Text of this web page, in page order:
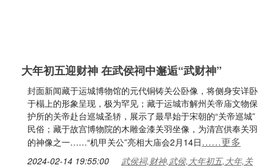
大年初五迎财神 在武侯祠中邂逅“武财神”
封面新闻藏于运城博物馆的元代铜铸关公卧像，将侧身安详卧
于榻上的形象呈现，极为罕见；藏于运城市解州关帝庙文物保
护所的关帝赴台巡城圣轿，展示了最早始于宋朝的“关帝巡城”
民俗；藏于故宫博物院的木雕金漆关羽坐像，为清宫供奉关羽
的神像之一……“机甲关公”亮相大庙会2月14日……更多
2024-02-14 19:55:00
武侯祠,财神,武侯,大年初五,大年,关